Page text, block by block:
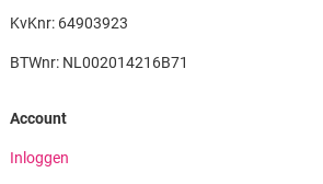
KvKnr: 64903923
BTWnr: NL002014216B71
Account
Inloggen